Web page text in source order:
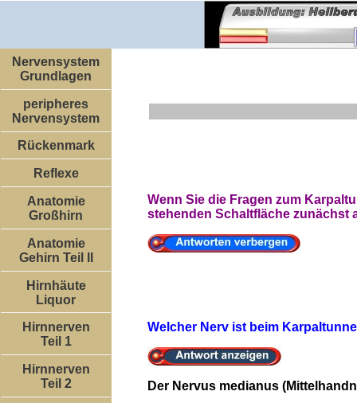
Nervensystem
Grundlagen
peripheres
Nervensystem
Rückenmark
Reflexe
Anatomie
Großhirn
Anatomie
Gehirn Teil II
Hirnhäute
Liquor
Hirnnerven
Teil 1
Hirnnerven
Teil 2
Wenn Sie die Fragen zum
stehenden Schaltfläche zunächst
Welcher Nerv ist beim
Der Nervus medianus